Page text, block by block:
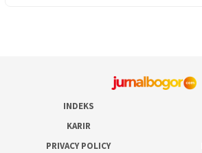
INDEKS
KARIR
PRIVACY POLICY